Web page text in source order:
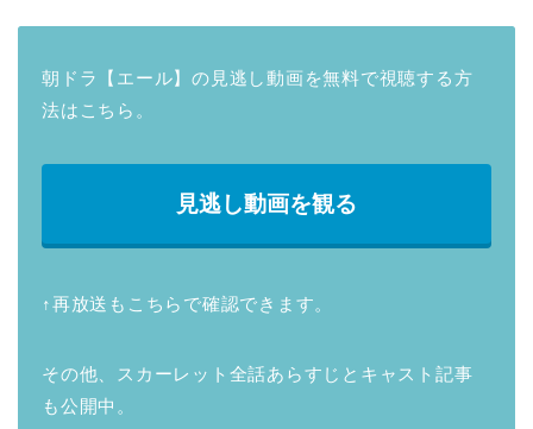
朝ドラ【エール】の見逃し動画を無料で視聴する方
法はこちら。
見逃し動画を観る
↑再放送もこちらで確認できます。
その他、スカーレット全話あらすじとキャスト記事
も公開中。